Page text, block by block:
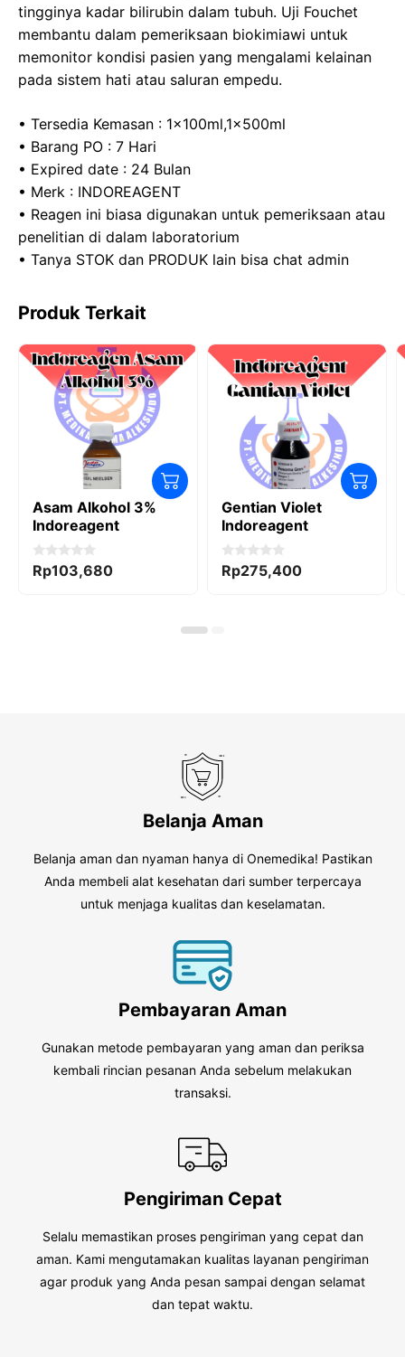
tingginya kadar bilirubin dalam tubuh. Uji Fouchet
membantu dalam pemeriksaan biokimiawi untuk
memonitor kondisi pasien yang mengalami kelainan
pada sistem hati atau saluran empedu.
• Tersedia Kemasan : 1x100ml,1x500ml
• Barang PO : 7 Hari
• Expired date : 24 Bulan
• Merk : INDOREAGENT
• Reagen ini biasa digunakan untuk pemeriksaan atau
penelitian di dalam laboratorium
• Tanya STOK dan PRODUK lain bisa chat admin
Produk Terkait
Asam Alkohol 3%
Indoreagent
0
o
Rp103,680
Gentian Violet
Indoreagent
0
o
Rp275,400
Belanja Aman
Belanja aman dan nyaman hanya di Onemedika! Pastikan
Anda membeli alat kesehatan dari sumber terpercaya
untuk menjaga kualitas dan keselamatan.
Pembayaran Aman
Gunakan metode pembayaran yang aman dan periksa
kembali rincian pesanan Anda sebelum melakukan
transaksi.
Pengiriman Cepat
Selalu memastikan proses pengiriman yang cepat dan
aman. Kami mengutamakan kualitas layanan pengiriman
agar produk yang Anda pesan sampai dengan selamat
dan tepat waktu.